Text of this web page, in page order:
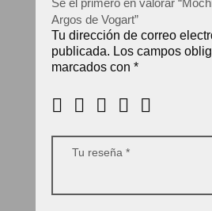
Sé el primero en valorar
Argos de Vogart”
Tu dirección de correo
publicada. Los campos
marcados con *